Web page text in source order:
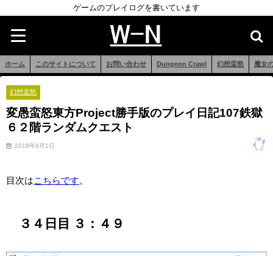
ゲームのプレイログを書いています
ホーム このサイトについて お問い合わせ Dungeon Crawl 幻想蛮怒 魔女
幻想蛮怒
変愚蛮怒東方Project勝手版のプレイ日記107鉄獄
６２階ランダムクエスト
2018年9月1日
目次は こちらです
３４日目 ３：４９